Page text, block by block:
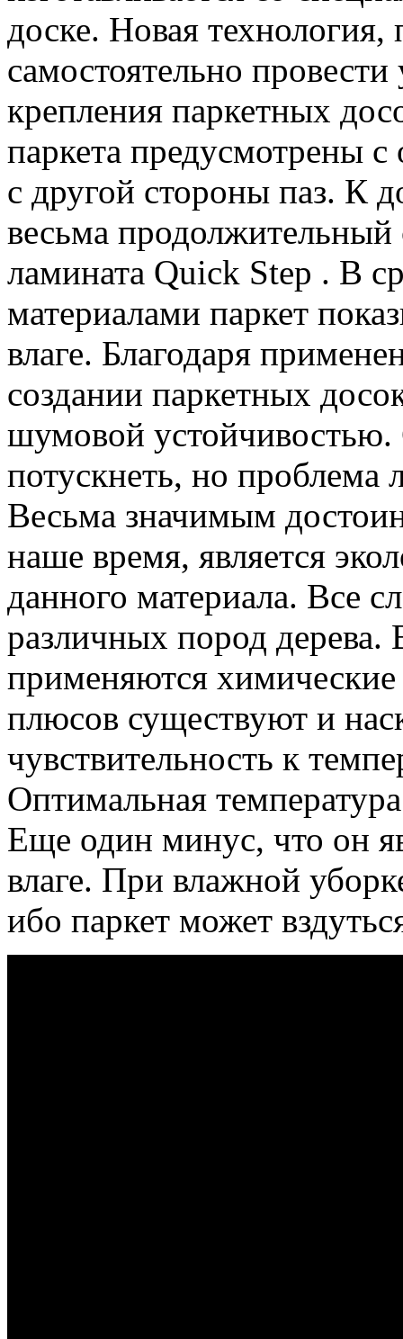
доске. Новая технология,
самостоятельно
крепления паркетных
паркета предусмотрены
с другой стороны паз. К
весьма продолжительный
ламината Quick Step . В
материалами паркет
влаге. Благодаря
создании паркетных
шумовой
потускнеть, но проблема
Весьма значимым
наше время, является
данного материала. Все
различных пород дерева.
применяются
плюсов существуют и
чувствительность к
Оптимальная
Еще один минус, что он
влаге. При влажной
ибо паркет может